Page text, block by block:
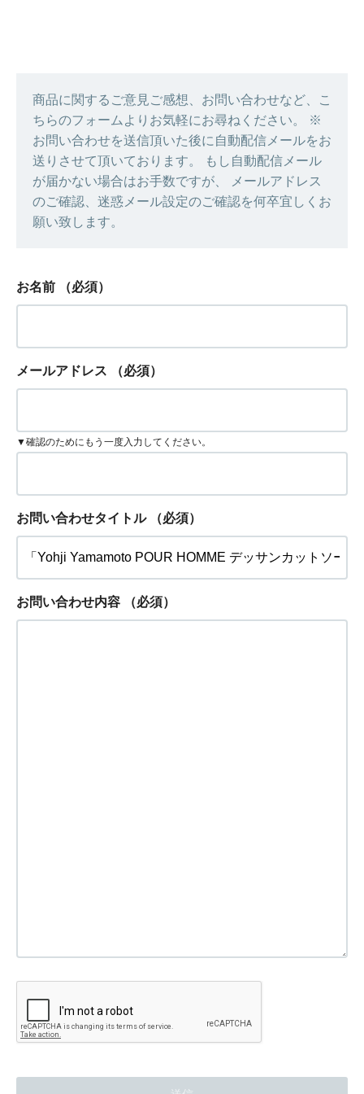
商品に関するご意見ご感想、お問い合わせなど、こ
ちらのフォームよりお気軽にお尋ねください。 ※
お問い合わせを送信頂いた後に自動配信メールをお
送りさせて頂いております。 もし自動配信メール
が届かない場合はお手数ですが、 メールアドレス
のご確認、迷惑メール設定のご確認を何卒宜しくお
願い致します。
お名前 （必須）
メールアドレス （必須）
▼確認のためにもう一度入力してください。
お問い合わせタイトル （必須）
お問い合わせ内容 （必須）